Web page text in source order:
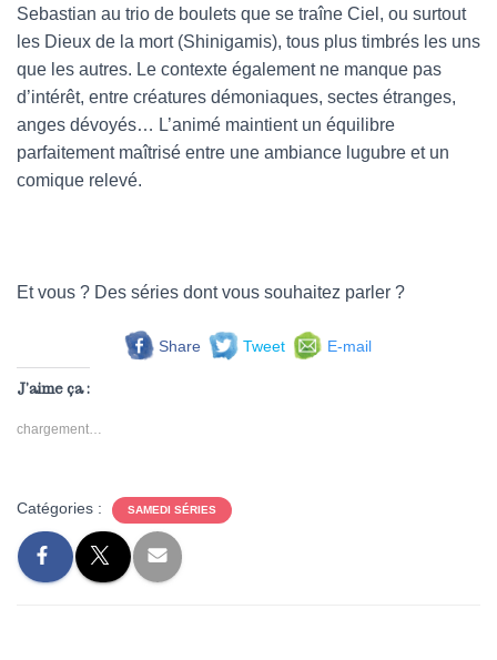
Sebastian au trio de boulets que se traîne Ciel, ou surtout
les Dieux de la mort (Shinigamis), tous plus timbrés les uns
que les autres. Le contexte également ne manque pas
d’intérêt, entre créatures démoniaques, sectes étranges,
anges dévoyés… L’animé maintient un équilibre
parfaitement maîtrisé entre une ambiance lugubre et un
comique relevé.
Et vous ? Des séries dont vous souhaitez parler ?
Share Tweet E-mail
J’aime ça :
chargement…
Catégories : SAMEDI SÉRIES